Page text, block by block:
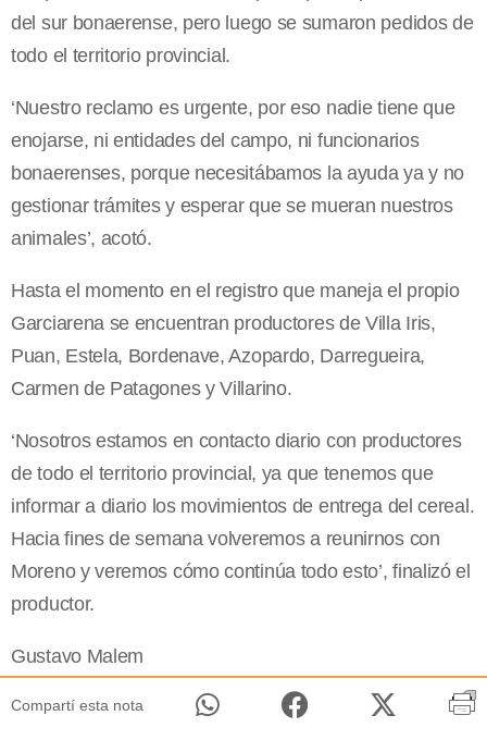
del sur bonaerense, pero luego se sumaron pedidos de
todo el territorio provincial.
‘Nuestro reclamo es urgente, por eso nadie tiene que
enojarse, ni entidades del campo, ni funcionarios
bonaerenses, porque necesitábamos la ayuda ya y no
gestionar trámites y esperar que se mueran nuestros
animales’, acotó.
Hasta el momento en el registro que maneja el propio
Garciarena se encuentran productores de Villa Iris,
Puan, Estela, Bordenave, Azopardo, Darregueira,
Carmen de Patagones y Villarino.
‘Nosotros estamos en contacto diario con productores
de todo el territorio provincial, ya que tenemos que
informar a diario los movimientos de entrega del cereal.
Hacia fines de semana volveremos a reunirnos con
Moreno y veremos cómo continúa todo esto’, finalizó el
productor.
Gustavo Malem
Compartí esta nota